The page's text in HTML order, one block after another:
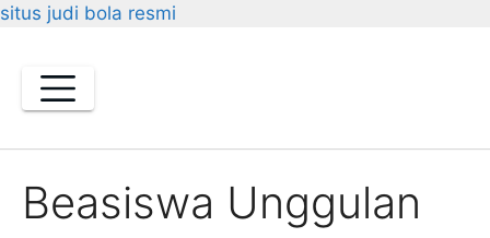
situs judi bola resmi
content
Beasiswa Unggulan